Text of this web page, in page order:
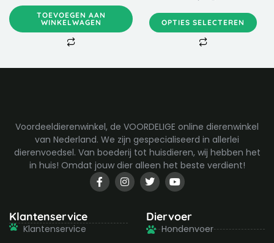
TOEVOEGEN AAN
WINKELWAGEN
OPTIES SELECTEREN
worden
op
de
Voordeeldierenwinkel, de VOORDELIGE online dierenwinkel
van Nederland. We zijn gespecialiseerd in allerlei
dierenvoedsel. Van boederij tot huisdieren, wij hebben het
in huis! Omdat jouw dier alleen het beste verdient!
F
a
c
o
I
n
s
g
T
w
i
t
e
r
Y
o
u
u
b
e
Klantenservice
Klantenservice
Diervoer
Hondenvoer